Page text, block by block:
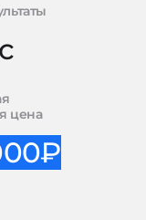
цена